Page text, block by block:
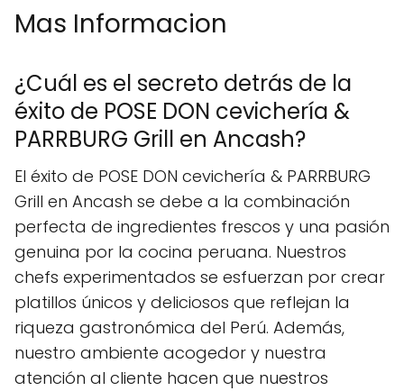
Mas Informacion
¿Cuál es el secreto detrás de la
éxito de POSE DON cevichería &
PARRBURG Grill en Ancash?
El éxito de POSE DON cevichería & PARRBURG
Grill en Ancash se debe a la combinación
perfecta de ingredientes frescos y una pasión
genuina por la cocina peruana. Nuestros
chefs experimentados se esfuerzan por crear
platillos únicos y deliciosos que reflejan la
riqueza gastronómica del Perú. Además,
nuestro ambiente acogedor y nuestra
atención al cliente hacen que nuestros